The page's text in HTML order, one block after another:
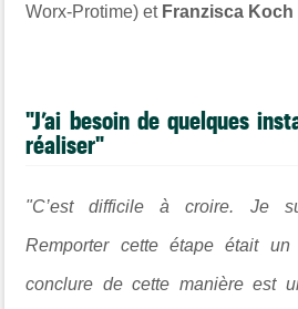
Worx-Protime) et Franzisca Koch
"J’ai besoin de quelques
réaliser"
"C’est difficile à croire. Je
Remporter cette étape était
conclure de cette manière est